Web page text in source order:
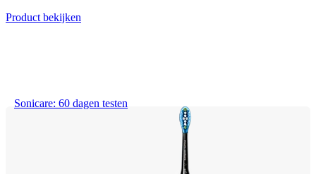
Product bekijken
Sonicare: 60 dagen testen